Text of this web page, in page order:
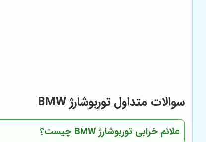
سوالات متداول توربوشارژ BMW
علائم خرابی توربوشارژ BMW چیست؟